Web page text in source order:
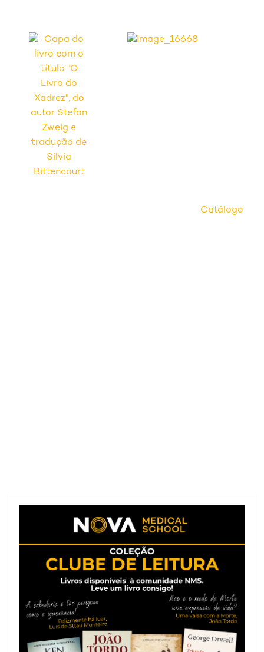
Catálogo